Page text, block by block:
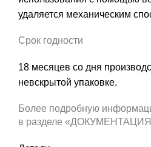
удаляется механическим
Срок годности
18 месяцев со дня
невскрытой упаковке.
Более подробную
в разделе